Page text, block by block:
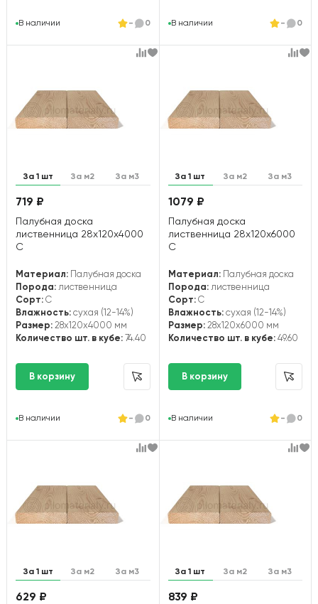
В наличии - 0 В наличии - 0
За 1 шт За м2 За м3
719 ₽
Палубная доска
лиственница 28х120х4000
С
Материал: Палубная доска
Порода: лиственница
Сорт: С
Влажность: сухая (12-14%)
Размер: 28x120x4000 мм
Количество шт. в кубе: 74.40
В наличии - 0
За 1 шт За м2 За м3
1079 ₽
Палубная доска
лиственница 28х120х6000
С
Материал:Палубная доска
Порода:лиственница
Сорт:С
Влажность:сухая (12-14%)
Размер:28x120x6000 мм
Количество шт. в кубе:49.60
В наличии - 0
За 1 шт За м2 За м3
629 ₽
За 1 шт За м2 За м3
839 ₽